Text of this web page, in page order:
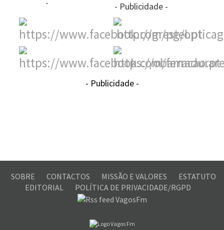
- Publicidade -
- Publicidade -
SOBRE CONTACTOS MISSÃO E VALORES
ESTATUTO
EDITORIAL
POLÍTICA DE PRIVACIDADE/RGPD